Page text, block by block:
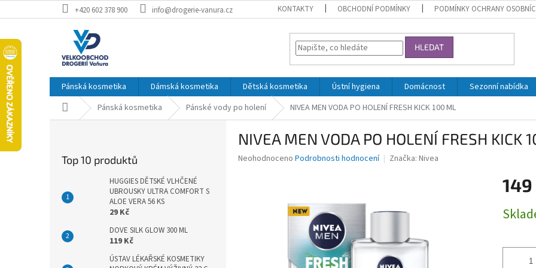
na
+420 602 378 900 info@drogerie-vanura.cz KONTAKTY OBCHODNÍ PODMÍNKY PODMÍNKY OCHRANY
HLEDAT
Pánská kosmetika Dámská kosmetika Dětská kosmetika Ústní hygiena Domácnost Sezonní nabídka
Domů Pánská kosmetika Pánské vody po holení NIVEA MEN VODA PO HOLENÍ FRESH KICK 100 ML
Top 10 produktů
HUGGIES DĚTSKÉ VLHČENÉ
UBROUSKY ULTRA COMFORT S
ALOE VERA 56 KS
29 Kč
DOVE SILK GLOW 300 ML
119 Kč
ÚSTAV LÉKAŘSKÉ KOSMETIKY
NIVEA MEN VODA PO HOLENÍ FRESH KICK
Průměrné
Neohodnoceno Podrobnosti hodnocení Značka: Nivea
149
cena: